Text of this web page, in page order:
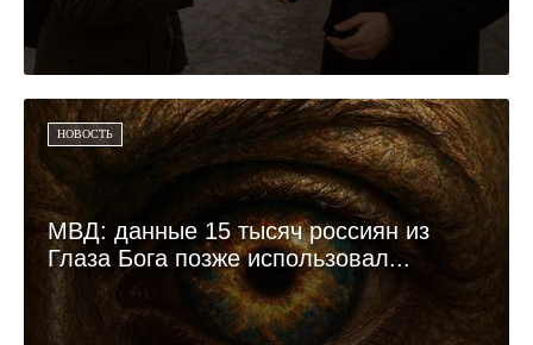
НОВОСТЬ
МВД: данные 15 тысяч россиян из
Глаза Бога позже использовал...